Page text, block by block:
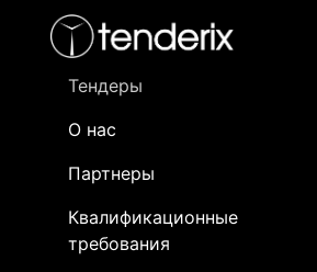
Тендеры
О нас
Партнеры
Квалификационные
требования
- активный лот
- сохраненный лот (не опубликован)
Плита перекрытие
ПК, 8AIVT
[Завершен]